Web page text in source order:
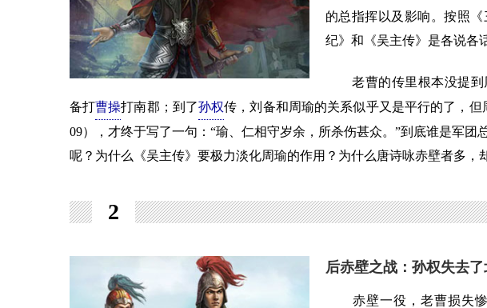
的总指挥以及影响。按照
纪》和《吴主传》是各说各
老曹的传里根本没提到
备打曹操打南郡；到了孙权传，刘备和周瑜的关系似乎又是平行的了，
09），才终于写了一句：“瑜、仁相守岁余，所杀伤甚众。”到底谁是军
呢？为什么《吴主传》要极力淡化周瑜的作用？为什么唐诗咏赤壁者多，
2
后赤壁之战：孙权失去
赤壁一役，老曹损失惨